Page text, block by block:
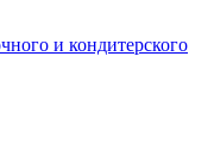
и кондитерского